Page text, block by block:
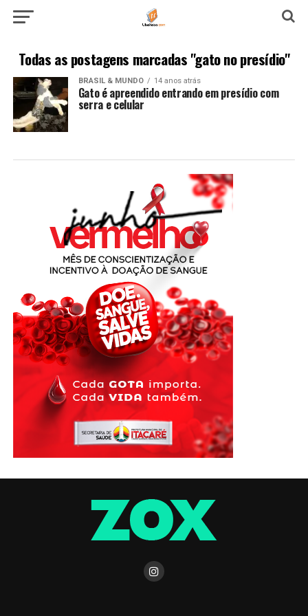
Todas as postagens marcadas "gato no presídio"
BRASIL & MUNDO 14 anos atrás
Gato é apreendido entrando em presídio com
serra e celular